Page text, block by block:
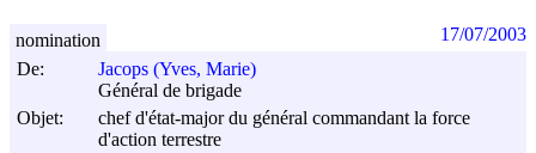
De:
Jacops (Yves, Marie)
Général de brigade
Objet:
chef d'état-major du général commandant la force
d'action terrestre
nomination 17/07/2003